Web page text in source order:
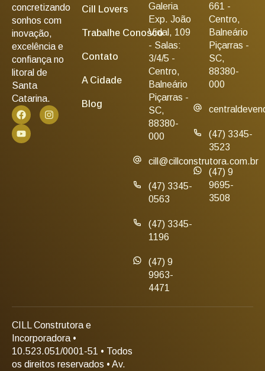
concretizando
sonhos com
inovação,
excelência e
confiança no
litoral de
Santa
Catarina.
Cill Lovers
Trabalhe Conosco
Contato
A Cidade
Blog
Galeria
Exp. João
Vidal, 109
- Salas:
3/4/5 -
Centro,
Balneário
Piçarras -
SC,
88380-
000
cill@cillconstrutora.com.br
(47) 3345-
0563
(47) 3345-
1196
(47) 9
9963-
4471
661 -
Centro,
Balneário
Piçarras -
SC,
88380-
000
(47) 3345-
3523
(47) 9
9695-
3508
CILL Construtora e
Incorporadora •
10.523.051/0001-51 • Todos
os direitos reservados • Av.